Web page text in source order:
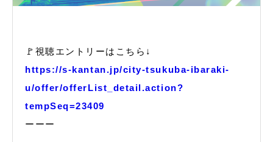
🚩視聴エントリーはこちら↓
https://s-kantan.jp/city-tsukuba-ibaraki-
u/offer/offerList_detail.action?
tempSeq=23409
ーーー